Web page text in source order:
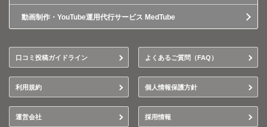
動画制作・YouTube運用代行サービス MedTube
口コミ投稿ガイドライン よくあるご質問（FAQ）
利用規約 個人情報保護方針
運営会社 採用情報